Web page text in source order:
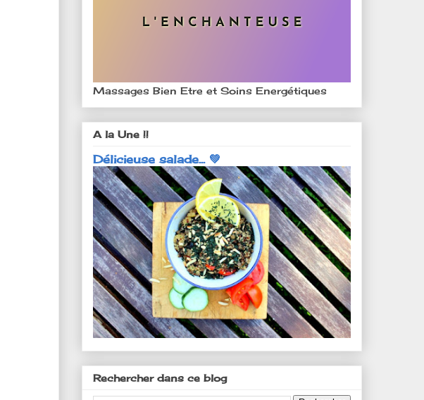
Massages Bien Etre et Soins Energétiques
A la Une !!
Délicieuse salade... 💚
Rechercher dans ce blog